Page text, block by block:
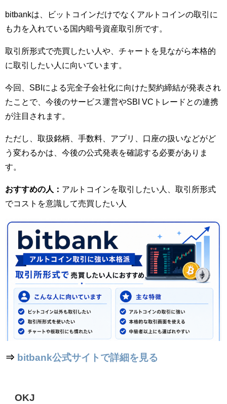
bitbankは、ビットコインだけでなくアルトコインの取引に
も力を入れている国内暗号資産取引所です。
取引所形式で売買したい人や、チャートを見ながら本格的
に取引したい人に向いています。
今回、SBIによる完全子会社化に向けた契約締結が発表され
たことで、今後のサービス運営やSBI VCトレードとの連携
が注目されます。
ただし、取扱銘柄、手数料、アプリ、口座の扱いなどがど
う変わるかは、今後の公式発表を確認する必要がありま
す。
おすすめの人： アルトコインを取引したい人、取引所形式
でコストを意識して売買したい人
⇒ bitbank公式サイトで詳細を見る
OKJ